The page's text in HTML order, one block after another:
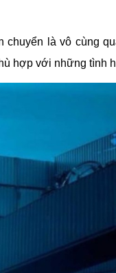
là vô cùng
hợp với những tình